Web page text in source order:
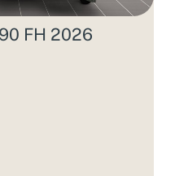
FH 2026